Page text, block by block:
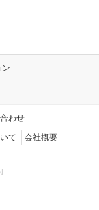
わせ
て
会社概要